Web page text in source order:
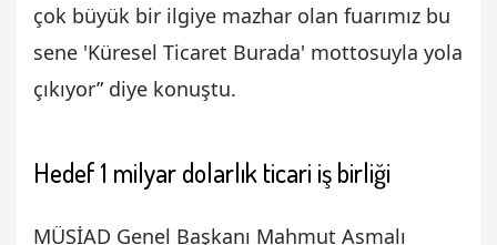
çok büyük bir ilgiye mazhar olan fuarımız bu
sene 'Küresel Ticaret Burada' mottosuyla yola
çıkıyor” diye konuştu.
Hedef 1 milyar dolarlık ticari iş birliği
MÜSİAD Genel Başkanı Mahmut Asmalı